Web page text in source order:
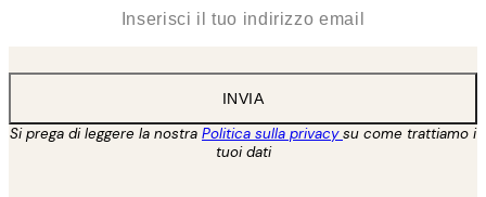
INVIA
Si prega di leggere la nostra Politica sulla privacysu come trattiamo i
tuoi dati